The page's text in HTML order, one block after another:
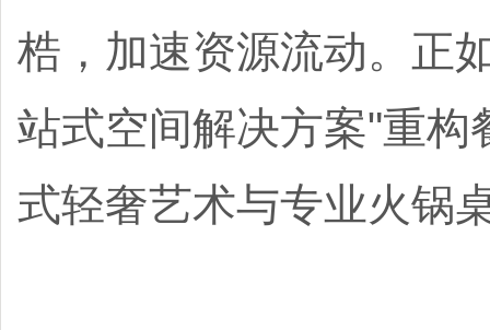
梏，加速资源流动。正
站式空间解决方案"重
式轻奢艺术与专业火锅